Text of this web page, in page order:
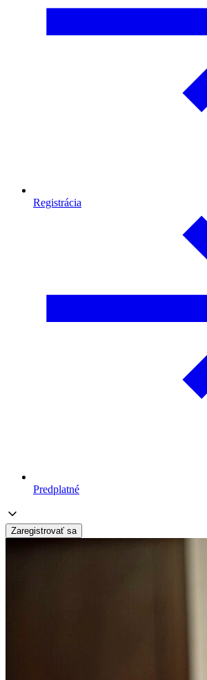
Registrácia
Predplatné
Zaregistrovať sa